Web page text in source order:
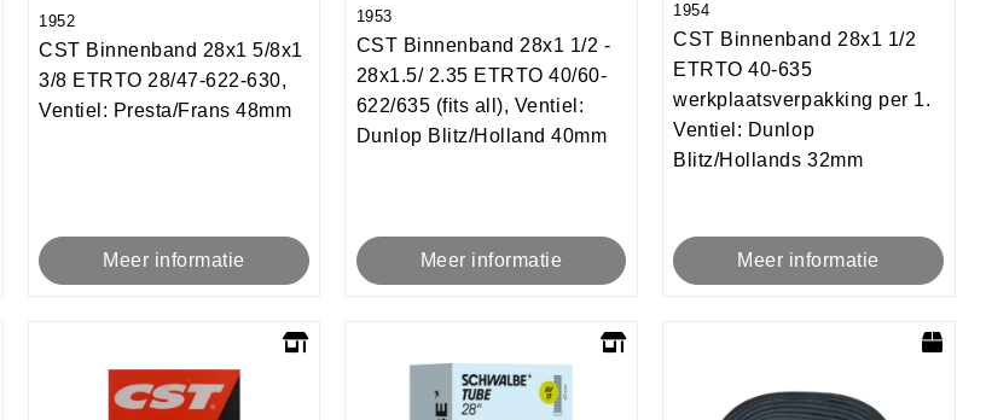
1952
CST Binnenband 28x1 5/8x1
3/8 ETRTO 28/47-622-630,
Ventiel: Presta/Frans 48mm
Meer informatie
1953
CST Binnenband 28x1 1/2 -
28x1.5/ 2.35 ETRTO 40/60-
622/635 (fits all), Ventiel:
Dunlop Blitz/Holland 40mm
Meer informatie
1954
CST Binnenband 28x1 1/2
ETRTO 40-635
werkplaatsverpakking per 1.
Ventiel: Dunlop
Blitz/Hollands 32mm
Meer informatie